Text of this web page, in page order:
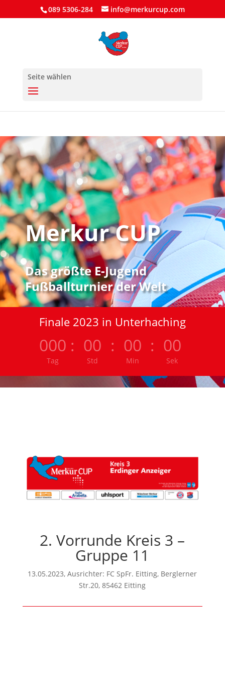
089 5306-284 info@merkurcup.com
Seite wählen
Merkur CUP
Das größte E-Jugend
Fußballturnier der Welt
Finale 2023 in Unterhaching
000
Tag
: 00
Std
: 00
Min
: 00
Sek
2. Vorrunde Kreis 3 –
Gruppe 11
13.05.2023, Ausrichter: FC SpFr. Eitting, Berglerner
Str.20, 85462 Eitting